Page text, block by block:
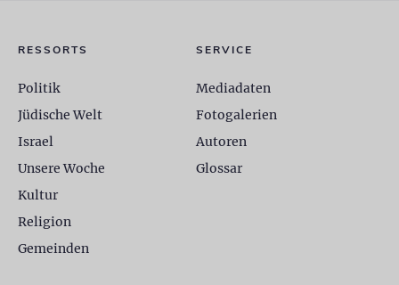
RESSORTS
Politik
Jüdische Welt
Israel
Unsere Woche
Kultur
Religion
Gemeinden
SERVICE
Mediadaten
Fotogalerien
Autoren
Glossar